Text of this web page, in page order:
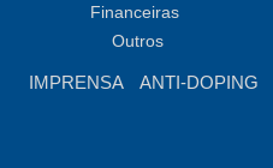
Financeiras
Outros
IMPRENSA ANTI-DOPING